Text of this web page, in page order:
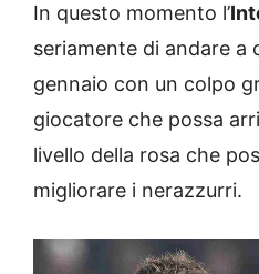
In questo momento l’
seriamente di andare a
gennaio con un colpo
giocatore che possa
livello della rosa che
migliorare i nerazzurri.